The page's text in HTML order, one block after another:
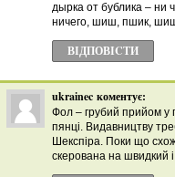
дырка от бублика – ни
ничего, шиш, пшик, шиш
ВІДПОВІCТИ
ukrainec коментує:
Фол – грубий прийом у
пянці. Видавництву
Шекспіра. Поки що
скерована на швидкий